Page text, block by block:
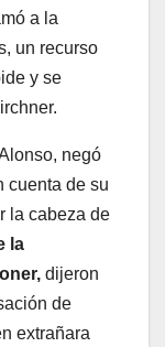
a la
un recurso
y se
negó
cuenta de su
la cabeza de
la
dijeron
de
extrañara